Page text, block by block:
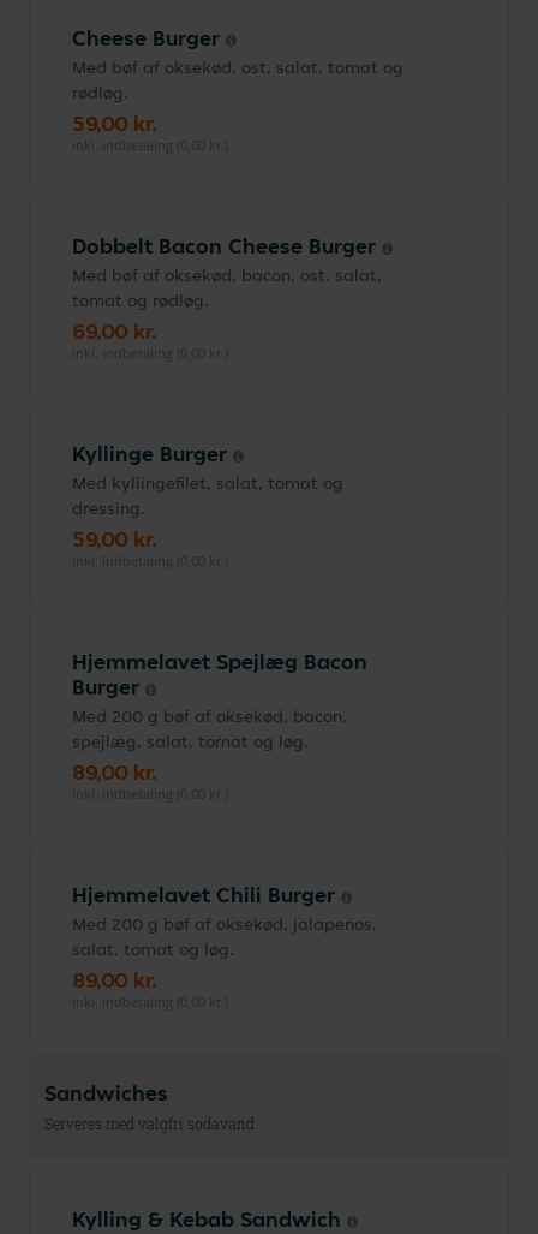
Cheese Burger
Med bøf af oksekød, ost, salat, tomat og
rødløg.
59,00 kr.
inkl. indbetaling (0,00 kr.)
Dobbelt Bacon Cheese Burger
Med bøf af oksekød, bacon, ost, salat,
tomat og rødløg.
69,00 kr.
inkl. indbetaling (0,00 kr.)
Kyllinge Burger
Med kyllingefilet, salat, tomat og
dressing.
59,00 kr.
inkl. indbetaling (0,00 kr.)
Hjemmelavet Spejlæg Bacon
Burger
Med 200 g bøf af oksekød, bacon,
spejlæg, salat, tomat og løg.
89,00 kr.
inkl. indbetaling (0,00 kr.)
Hjemmelavet Chili Burger
Med 200 g bøf af oksekød, jalapenos,
salat, tomat og løg.
89,00 kr.
inkl. indbetaling (0,00 kr.)
Sandwiches
Serveres med valgfri sodavand
Kylling & Kebab Sandwich